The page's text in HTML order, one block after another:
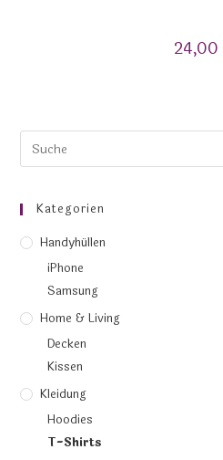
24,00
Kategorien
Handyhüllen
iPhone
Samsung
Home & Living
Decken
Kissen
Kleidung
Hoodies
T-Shirts